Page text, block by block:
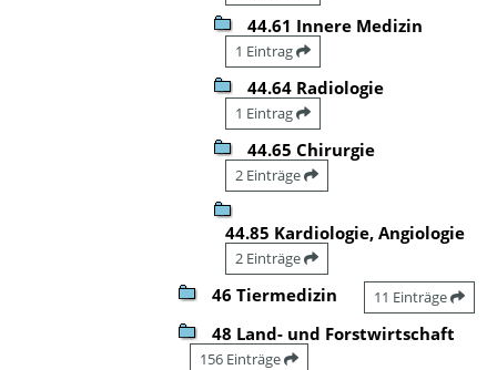
44.61 Innere Medizin
1 Eintrag
44.64 Radiologie
1 Eintrag
44.65 Chirurgie
2 Einträge
44.85 Kardiologie, Angiologie
2 Einträge
46 Tiermedizin 11 Einträge
48 Land- und Forstwirtschaft
156 Einträge